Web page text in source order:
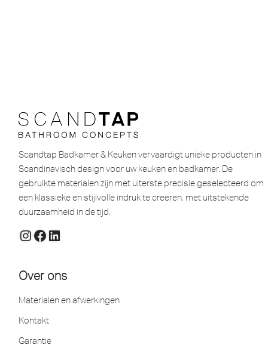
Scandtap Badkamer & Keuken vervaardigt unieke producten in
Scandinavisch design voor uw keuken en badkamer. De
gebruikte materialen zijn met uiterste precisie geselecteerd om
een ​​klassieke en stijlvolle indruk te creëren, met uitstekende
duurzaamheid in de tijd.
Over ons
Materialen en afwerkingen
Kontakt
Garantie